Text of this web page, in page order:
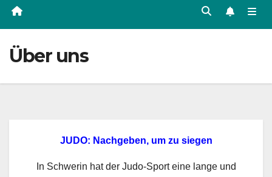
Über uns
JUDO: Nachgeben, um zu siegen
In Schwerin hat der Judo-Sport eine lange und